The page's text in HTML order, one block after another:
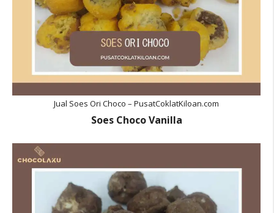
Jual Soes Ori Choco – PusatCoklatKiloan.com
Soes Choco Vanilla